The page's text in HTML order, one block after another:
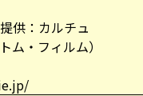
供：カルチュ
ム・フィルム）